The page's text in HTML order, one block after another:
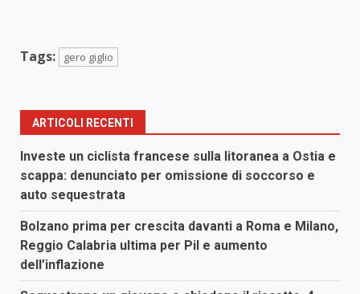
Tags: gero giglio
ARTICOLI RECENTI
Investe un ciclista francese sulla litoranea a Ostia e
scappa: denunciato per omissione di soccorso e
auto sequestrata
Bolzano prima per crescita davanti a Roma e Milano,
Reggio Calabria ultima per Pil e aumento
dell’inflazione